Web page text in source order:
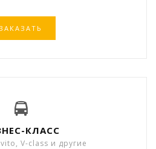
КЛАСС
V-class и другие